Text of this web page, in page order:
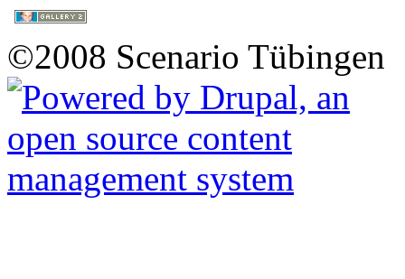
©2008 Scenario Tübingen